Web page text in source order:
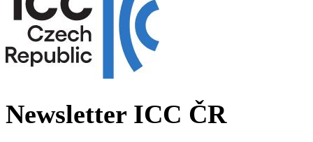
Newsletter ICC ČR